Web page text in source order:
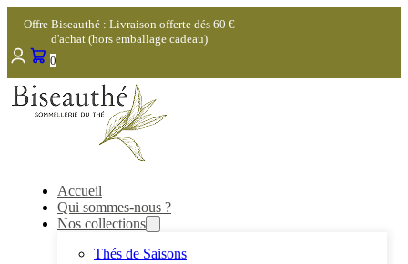
Offre Biseauthé : Livraison offerte dés 60 €
d'achat (hors emballage cadeau)
0
Accueil
Qui sommes-nous ?
Nos collections
Thés de Saisons